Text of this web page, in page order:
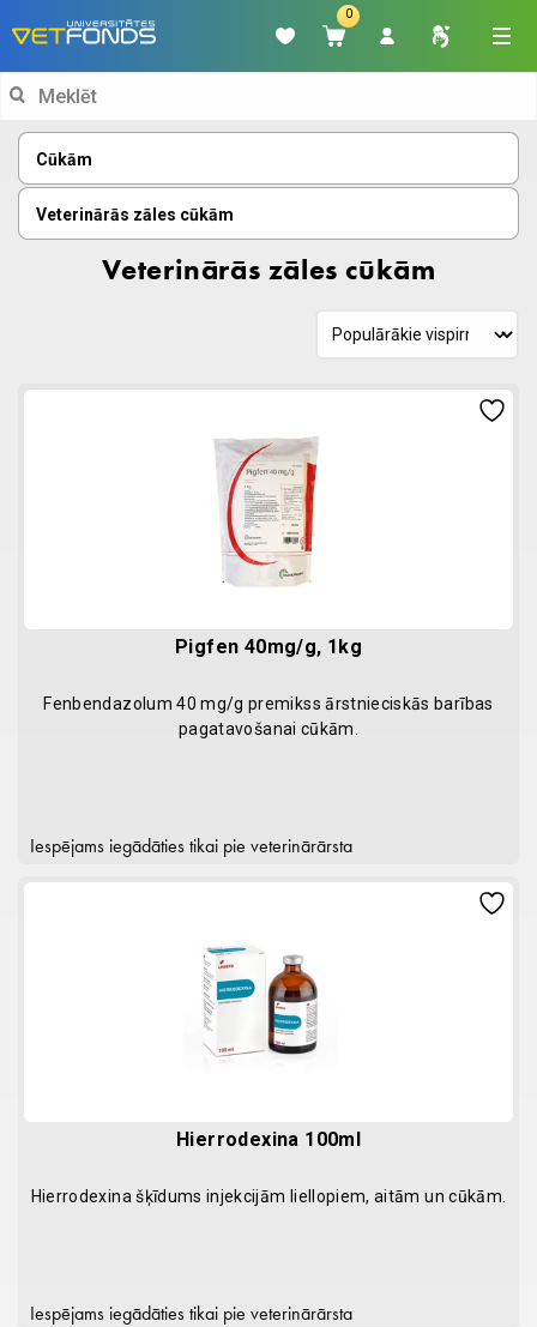
0
Search
Cūkām
Veterinārās zāles cūkām
Veterinārās zāles cūkām
Pigfen 40mg/g, 1kg
Fenbendazolum 40 mg/g premikss ārstnieciskās barības
pagatavošanai cūkām.
Iespējams iegādāties tikai pie veterinārārsta
Hierrodexina 100ml
Hierrodexina šķīdums injekcijām liellopiem, aitām un cūkām.
Iespējams iegādāties tikai pie veterinārārsta